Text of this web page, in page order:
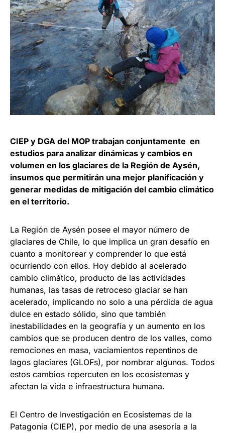
CIEP y DGA del MOP trabajan conjuntamente en
estudios para analizar dinámicas y cambios en
volumen en los glaciares de la Región de Aysén,
insumos que permitirán una mejor planificación y
generar medidas de mitigación del cambio climático
en el territorio.
La Región de Aysén posee el mayor número de
glaciares de Chile, lo que implica un gran desafío en
cuanto a monitorear y comprender lo que está
ocurriendo con ellos. Hoy debido al acelerado
cambio climático, producto de las actividades
humanas, las tasas de retroceso glaciar se han
acelerado, implicando no solo a una pérdida de agua
dulce en estado sólido, sino que también
inestabilidades en la geografía y un aumento en los
cambios que se producen dentro de los valles, como
remociones en masa, vaciamientos repentinos de
lagos glaciares (GLOFs), por nombrar algunos. Todos
estos cambios repercuten en los ecosistemas y
afectan la vida e infraestructura humana.
El Centro de Investigación en Ecosistemas de la
Patagonia (CIEP), por medio de una asesoría a la